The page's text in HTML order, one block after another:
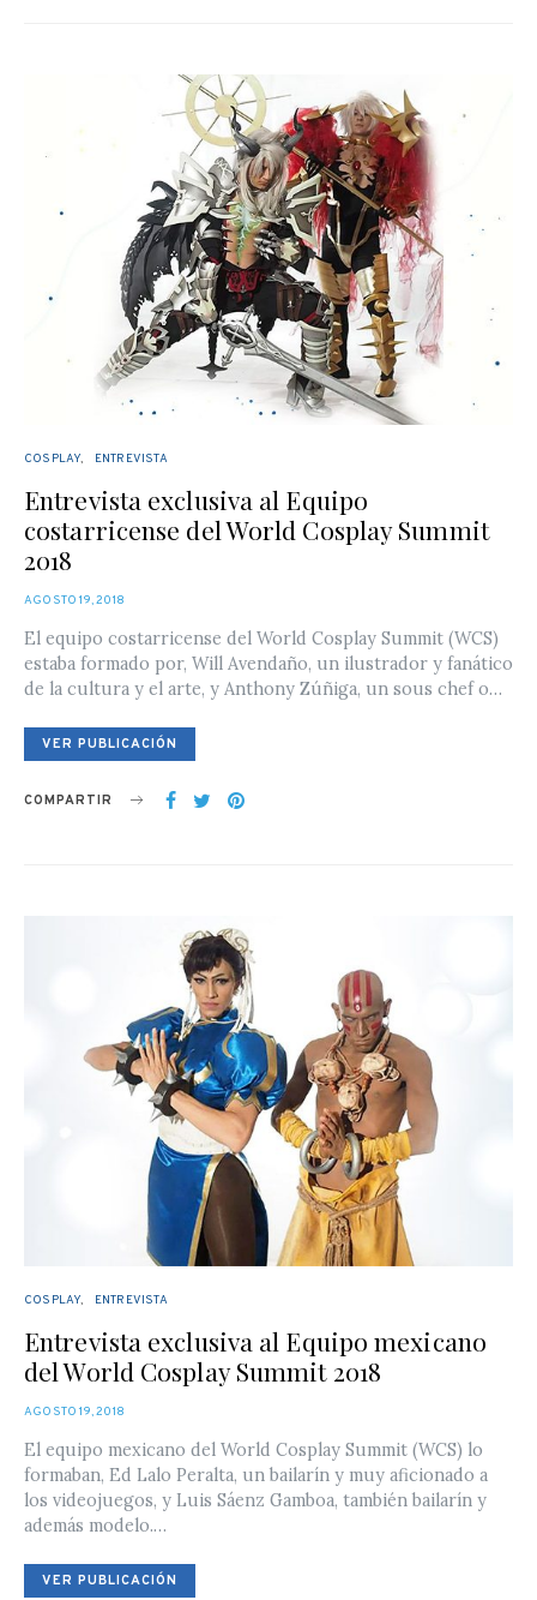
COSPLAY ENTREVISTA
Entrevista exclusiva al Equipo
costarricense del World Cosplay Summit
2018
POSTED
AGOSTO 19, 2018
El equipo costarricense del World Cosplay Summit (WCS)
estaba formado por, Will Avendaño, un ilustrador y fanático
de la cultura y el arte, y Anthony Zúñiga, un sous chef o…
VER PUBLICACIÓN
COMPARTIR
COSPLAY ENTREVISTA
Entrevista exclusiva al Equipo mexicano
del World Cosplay Summit 2018
POSTED
AGOSTO 19, 2018
El equipo mexicano del World Cosplay Summit (WCS) lo
formaban, Ed Lalo Peralta, un bailarín y muy aficionado a
los videojuegos, y Luis Sáenz Gamboa, también bailarín y
además modelo.…
VER PUBLICACIÓN